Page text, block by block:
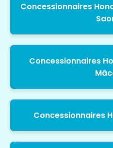
Concessionnaires
Concessionnaires
Concessionnaires